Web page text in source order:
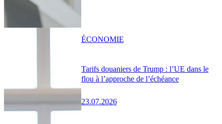
Tarifs douaniers de Trump : l’UE dans le
flou à l’approche de l’échéance
23.07.2026
ÉCONOMIE